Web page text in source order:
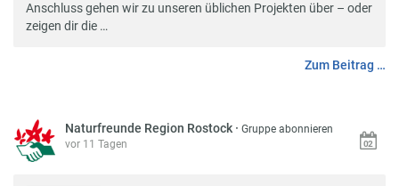
Anschluss gehen wir zu unseren üblichen Projekten über – oder
zeigen dir die …
Zum Beitrag …
Naturfreunde Region Rostock ·Gruppe abonnieren
vor 11 Tagen